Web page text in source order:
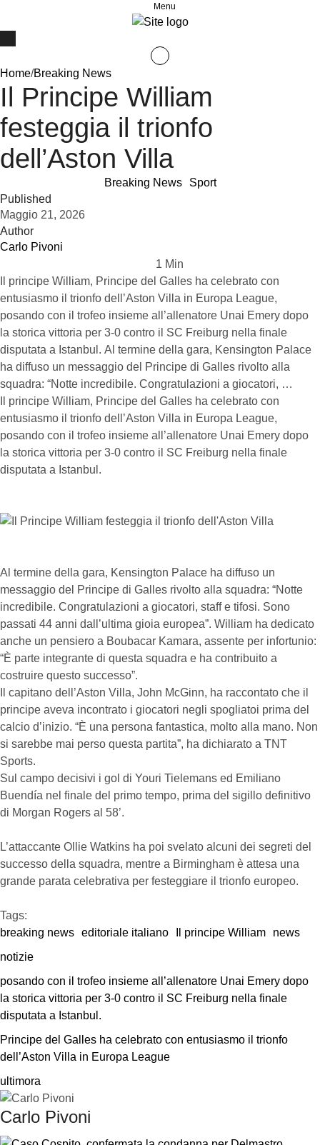
Menu
Home/Breaking News
Il Principe William
festeggia il trionfo
dell’Aston Villa
Breaking News
Sport
Published
Maggio 21, 2026
Author
Carlo Pivoni
1 Min
Il principe William, Principe del Galles ha celebrato con
entusiasmo il trionfo dell’Aston Villa in Europa League,
posando con il trofeo insieme all’allenatore Unai Emery dopo
la storica vittoria per 3-0 contro il SC Freiburg nella finale
disputata a Istanbul. Al termine della gara, Kensington Palace
ha diffuso un messaggio del Principe di Galles rivolto alla
squadra: “Notte incredibile. Congratulazioni a giocatori, …
Il principe William, Principe del Galles ha celebrato con
entusiasmo il trionfo dell’Aston Villa in Europa League,
posando con il trofeo insieme all’allenatore Unai Emery dopo
la storica vittoria per 3-0 contro il SC Freiburg nella finale
disputata a Istanbul.
Al termine della gara, Kensington Palace ha diffuso un
messaggio del Principe di Galles rivolto alla squadra: “Notte
incredibile. Congratulazioni a giocatori, staff e tifosi. Sono
passati 44 anni dall’ultima gioia europea”. William ha dedicato
anche un pensiero a Boubacar Kamara, assente per infortunio:
“È parte integrante di questa squadra e ha contribuito a
costruire questo successo”.
Il capitano dell’Aston Villa, John McGinn, ha raccontato che il
principe aveva incontrato i giocatori negli spogliatoi prima del
calcio d’inizio. “È una persona fantastica, molto alla mano. Non
si sarebbe mai perso questa partita”, ha dichiarato a TNT
Sports.
Sul campo decisivi i gol di Youri Tielemans ed Emiliano
Buendía nel finale del primo tempo, prima del sigillo definitivo
di Morgan Rogers al 58’.
L’attaccante Ollie Watkins ha poi svelato alcuni dei segreti del
successo della squadra, mentre a Birmingham è attesa una
grande parata celebrativa per festeggiare il trionfo europeo.
Tags:
breaking news editoriale italiano Il principe William
news
notizie
posando con il trofeo insieme all’allenatore Unai Emery dopo
la storica vittoria per 3-0 contro il SC Freiburg nella finale
disputata a Istanbul.
Principe del Galles ha celebrato con entusiasmo il trionfo
dell’Aston Villa in Europa League
ultimora
Carlo Pivoni